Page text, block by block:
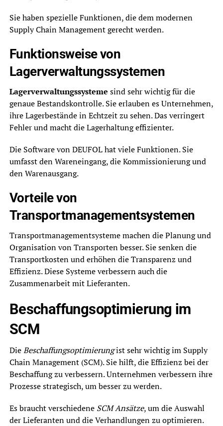
Sie haben spezielle Funktionen, die dem modernen
Supply Chain Management gerecht werden.
Funktionsweise von
Lagerverwaltungssystemen
Lagerverwaltungssysteme sind sehr wichtig für die
genaue Bestandskontrolle. Sie erlauben es Unternehmen,
ihre Lagerbestände in Echtzeit zu sehen. Das verringert
Fehler und macht die Lagerhaltung effizienter.
Die Software von DEUFOL hat viele Funktionen. Sie
umfasst den Wareneingang, die Kommissionierung und
den Warenausgang.
Vorteile von
Transportmanagementsystemen
Transportmanagementsysteme machen die Planung und
Organisation von Transporten besser. Sie senken die
Transportkosten und erhöhen die Transparenz und
Effizienz. Diese Systeme verbessern auch die
Zusammenarbeit mit Lieferanten.
Beschaffungsoptimierung im
SCM
DieBeschaffungsoptimierungist sehr wichtig im Supply
Chain Management (SCM). Sie hilft, die Effizienz bei der
Beschaffung zu verbessern. Unternehmen verbessern ihre
Prozesse strategisch, um besser zu werden.
Es braucht verschiedene SCM Ansätze, um die Auswahl
der Lieferanten und die Verhandlungen zu optimieren.